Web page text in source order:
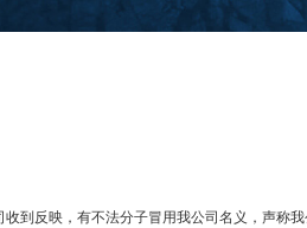
收到反映，有不法分子冒用我公司名义，声称